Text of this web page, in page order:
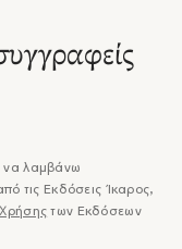
να λαμβάνω
τις Εκδόσεις Ίκαρος,
των Εκδόσεων